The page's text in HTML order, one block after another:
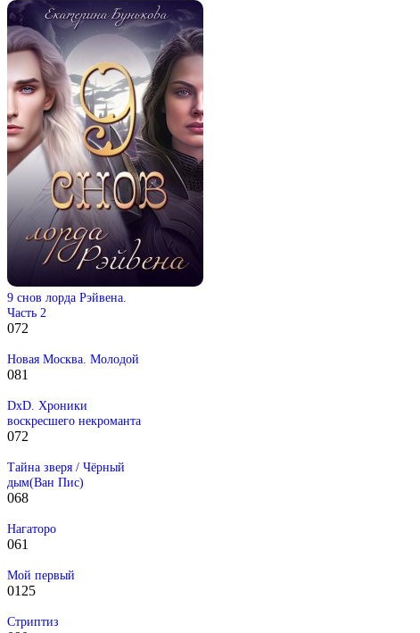
9 снов лорда Рэйвена.
Часть 2
072
Новая Москва. Молодой
081
DxD. Хроники
воскресшего некроманта
072
Тайна зверя / Чёрный
дым(Ван Пис)
068
Нагаторо
061
Мой первый
0125
Стриптиз